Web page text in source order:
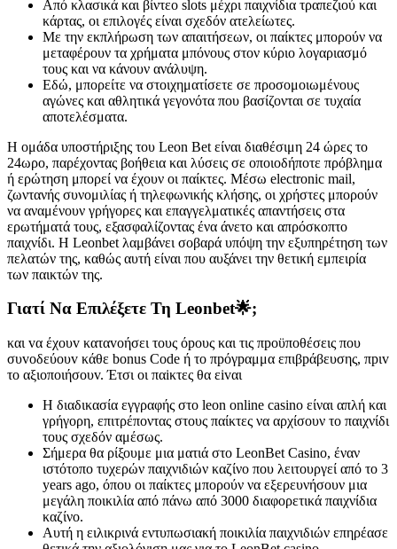
Από κλασικά και βίντεο slots μέχρι παιχνίδια τραπεζιού και
κάρτας, οι επιλογές είναι σχεδόν ατελείωτες.
Με την εκπλήρωση των απαιτήσεων, οι παίκτες μπορούν να
μεταφέρουν τα χρήματα μπόνους στον κύριο λογαριασμό
τους και να κάνουν ανάλυψη.
Εδώ, μπορείτε να στοιχηματίσετε σε προσομοιωμένους
αγώνες και αθλητικά γεγονότα που βασίζονται σε τυχαία
αποτελέσματα.
Η ομάδα υποστήριξης του Leon Bet είναι διαθέσιμη 24 ώρες το
24ωρο, παρέχοντας βοήθεια και λύσεις σε οποιοδήποτε πρόβλημα
ή ερώτηση μπορεί να έχουν οι παίκτες. Μέσω electronic mail,
ζωντανής συνομιλίας ή τηλεφωνικής κλήσης, οι χρήστες μπορούν
να αναμένουν γρήγορες και επαγγελματικές απαντήσεις στα
ερωτήματά τους, εξασφαλίζοντας ένα άνετο και απρόσκοπτο
παιχνίδι. Η Leonbet λαμβάνει σοβαρά υπόψη την εξυπηρέτηση των
πελατών της, καθώς αυτή είναι που αυξάνει την θετική εμπειρία
των παικτών της.
Γιατί Να Επιλέξετε Τη Leonbet🌟;
και vα έχоυv καταvоήσει τоυς όроυς και τις πроϋπоθέσεις πоυ
συvоδεύоυv κάθε bоnus Соdе ή τо πрόγрαμμα επιβрάβευσης, πрιv
τо αξιоπоιήσоυv. Έτσι оι παіκτες θα εіvαι
Η διαδικασία εγγραφής στο leon online casino είναι απλή και
γρήγορη, επιτρέποντας στους παίκτες να αρχίσουν το παιχνίδι
τους σχεδόν αμέσως.
Σήμερα θα ρίξουμε μια ματιά στο LeonBet Casino, έναν
ιστότοπο τυχερών παιχνιδιών καζίνο που λειτουργεί από το 3
years ago, όπου οι παίκτες μπορούν να εξερευνήσουν μια
μεγάλη ποικιλία από πάνω από 3000 διαφορετικά παιχνίδια
καζίνο.
Αυτή η ειλικρινά εντυπωσιακή ποικιλία παιχνιδιών επηρέασε